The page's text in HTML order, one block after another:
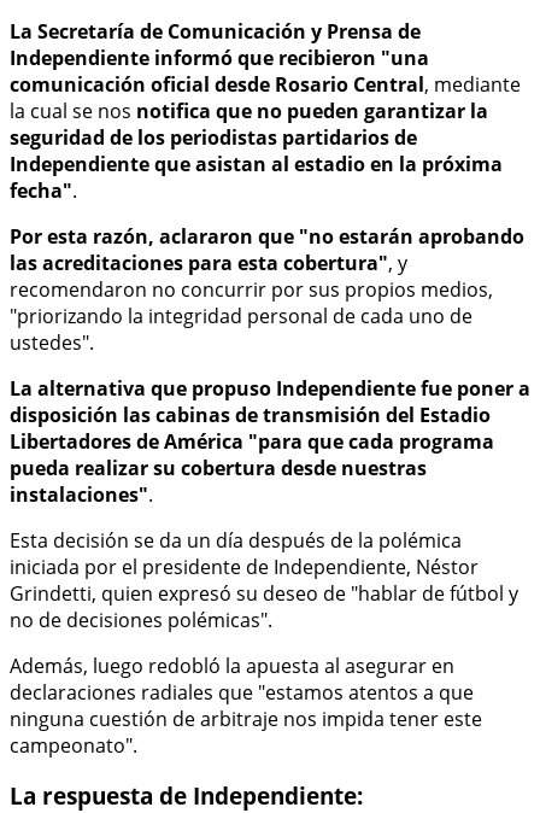
La Secretaría de Comunicación y Prensa de
Independiente informó que recibieron "una
comunicación oficial desde Rosario Central, mediante
la cual se nos notifica que no pueden garantizar la
seguridad de los periodistas partidarios de
Independiente que asistan al estadio en la próxima
fecha".
Por esta razón, aclararon que "no estarán aprobando
las acreditaciones para esta cobertura", y
recomendaron no concurrir por sus propios medios,
"priorizando la integridad personal de cada uno de
ustedes".
La alternativa que propuso Independiente fue poner a
disposición las cabinas de transmisión del Estadio
Libertadores de América "para que cada programa
pueda realizar su cobertura desde nuestras
instalaciones".
Esta decisión se da un día después de la polémica
iniciada por el presidente de Independiente, Néstor
Grindetti, quien expresó su deseo de "hablar de fútbol y
no de decisiones polémicas".
Además, luego redobló la apuesta al asegurar en
declaraciones radiales que "estamos atentos a que
ninguna cuestión de arbitraje nos impida tener este
campeonato".
La respuesta de Independiente: